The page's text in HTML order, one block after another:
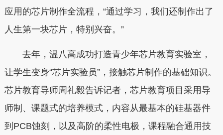
应用的芯片制作全流程，“通过学习，我们还制作出了
人生第一块芯片，特别兴奋。”
去年，温八高成功打造青少年芯片教育实验室，
让学生变身“芯片实验员”，接触芯片制作的基础知识。
芯片教育导师周礼毅告诉记者，芯片教育项目采用导
师制、课题式的培养模式，内容从最基本的硅基器件
到PCB蚀刻，以及高阶的柔性电极，课程融合通用技